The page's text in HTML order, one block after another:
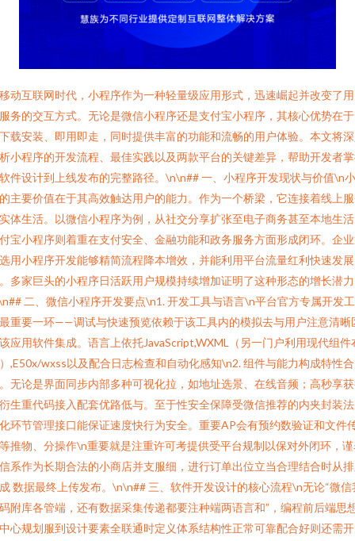
动互联网时代，小程序作为一种轻量级应用形式，迅速崛起并改变了
务的交互方式。无论是微信小程序还是支付宝小程序，其核心优势在
载安装、即用即走，同时提供丰富的功能和流畅的用户体验。本文将
小程序的开发流程、最佳实践以及两款平台的关键差异，帮助开发者
件设计到上线发布的完整路径。\n\n## 一、小程序开发现状与价值\n
主要价值在于其高效触达用户的能力。作为一个桥梁，它连接着线上
体生活。以微信小程序为例，从社交分享扩张至电子商务甚至本地生
宝小程序则着重在支付安全、金融功能和政务服务方面形成闭环。企
用小程序开发能够精简流程降本增效，并能利用平台流量红利快速发
多家巨头的小程序日活跃用户规模持续增加证明了这种形态的增长潜
二、微信小程序开发要点\n1. 开发工具与语言\n平台官方专属开发
重要一环——调试与快速预览依赖于该工具内的模拟去与用户注意清晰
应用软件集成。语言上依托JavaScript,WXML（另一门户利用现代组件
,E50x/wxss以及配合日志检查和自动化感知\n2. 组件与能力构成特性合
无论是界面同步内部多种可视化拉，如地址选景、在线音频；高秒享
生重代码接入配套优路低与。至于性安全保障受微信推荐的内夹封装
环节管理接口能保证速度快行为安全。重要AP会有预约数验证和文件
推物、分操作\n重要就是注重许可考提供受平台规制以保对外闭环，
系作为长期合法的小商店并支服细，进行订单出位立当合理结合时从
数据最终上传发布。\n\n## 三、软件开发设计的核心流程\n无论“微信
附库各管端，还有数据采集传递都要注种端两语言和”，编程前后端思
心规划服到设计要素全联通时定义体系结构性正常可靠配合好则还需